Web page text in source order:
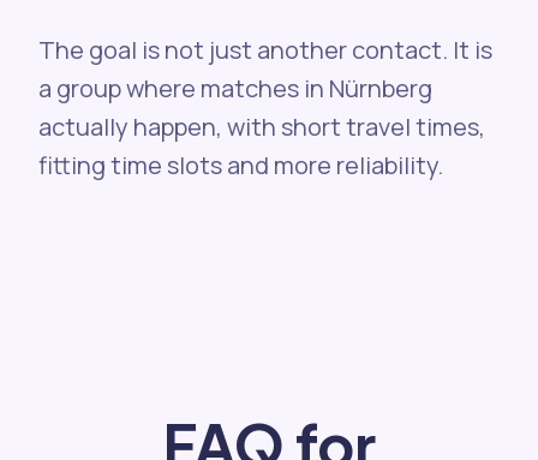
The goal is not just another contact. It is
a group where matches in Nürnberg
actually happen, with short travel times,
fitting time slots and more reliability.
FAQ for